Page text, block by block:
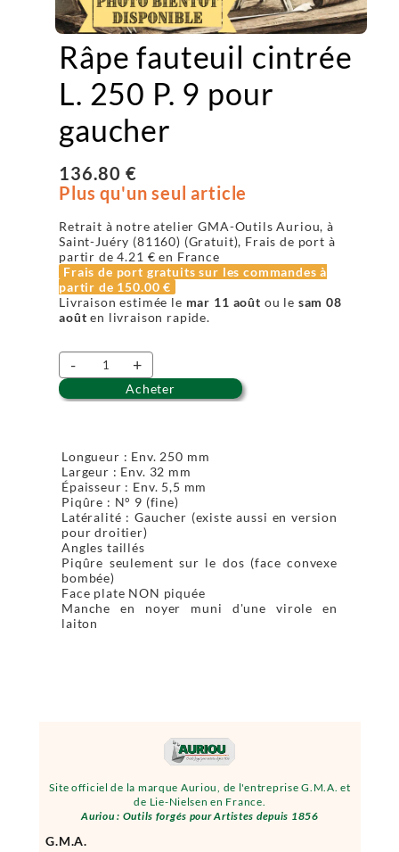
Site officiel de la marque Auriou, de l'entreprise G.M.A. et
de Lie-Nielsen en France.
Auriou : Outils forgés pour Artistes depuis 1856
G.M.A.
Râpe fauteuil cintrée
L. 250 P. 9 pour
gaucher
136.80 €
Plus qu'un seul article
Retrait à notre atelier GMA-Outils Auriou, à
Saint-Juéry (81160) (Gratuit), Frais de port à
partir de4.21 € en France
Frais de port gratuits sur les commandes à
partir de 150.00 €
Livraison estimée le mar 11 août ou le sam 08
août en livraison rapide.
- +
Acheter
Longueur : Env. 250 mm
Largeur : Env. 32 mm
Épaisseur : Env. 5,5 mm
Piqûre : N° 9 (fine)
Latéralité : Gaucher (existe aussi en version
pour droitier)
Angles taillés
Piqûre seulement sur le dos (face convexe
bombée)
Face plate NON piquée
Manche en noyer muni d'une virole en
laiton